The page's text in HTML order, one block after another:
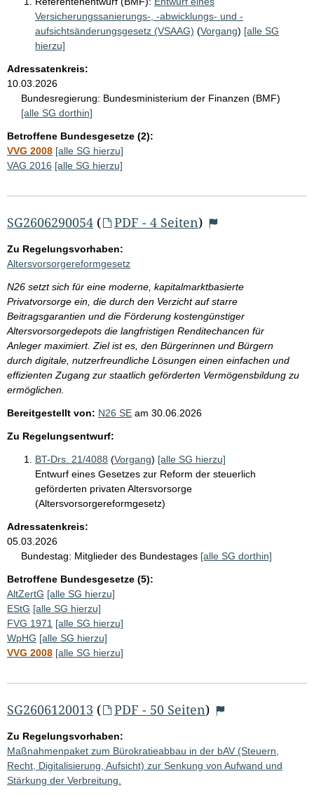
Versicherungssanierungs-, -abwicklungs- und -
aufsichtsänderungsgesetz (VSAAG) (Vorgang) [alle SG
hierzu]
Adressatenkreis:
10.03.2026
Bundesregierung: Bundesministerium der Finanzen (BMF)
[alle SG dorthin]
Betroffene Bundesgesetze (2):
VVG 2008 [alle SG hierzu]
VAG 2016 [alle SG hierzu]
SG2606290054 ( PDF - 4 Seiten)
Zu Regelungsvorhaben:
Altersvorsorgereformgesetz
N26 setzt sich für eine moderne, kapitalmarktbasierte
Privatvorsorge ein, die durch den Verzicht auf starre
Beitragsgarantien und die Förderung kostengünstiger
Altersvorsorgedepots die langfristigen Renditechancen für
Anleger maximiert. Ziel ist es, den Bürgerinnen und Bürgern
durch digitale, nutzerfreundliche Lösungen einen einfachen und
effizienten Zugang zur staatlich geförderten Vermögensbildung zu
ermöglichen.
Bereitgestellt von: N26 SE am 30.06.2026
Zu Regelungsentwurf:
BT-Drs. 21/4088 (Vorgang) [alle SG hierzu]
Entwurf eines Gesetzes zur Reform der steuerlich
geförderten privaten Altersvorsorge
(Altersvorsorgereformgesetz)
Adressatenkreis:
05.03.2026
Bundestag: Mitglieder des Bundestages [alle SG dorthin]
Betroffene Bundesgesetze (5):
AltZertG [alle SG hierzu]
EStG [alle SG hierzu]
FVG 1971 [alle SG hierzu]
WpHG [alle SG hierzu]
VVG 2008 [alle SG hierzu]
SG2606120013 ( PDF - 50 Seiten)
Zu Regelungsvorhaben:
Maßnahmenpaket zum Bürokratieabbau in der bAV (Steuern,
Recht, Digitalisierung, Aufsicht) zur Senkung von Aufwand und
Stärkung der Verbreitung.